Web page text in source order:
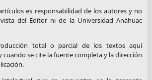
es responsabilidad de los autores y no
del Editor ni de la Universidad Anáhuac
total o parcial de los textos aquí
cuando se cite la fuente completa y la dirección